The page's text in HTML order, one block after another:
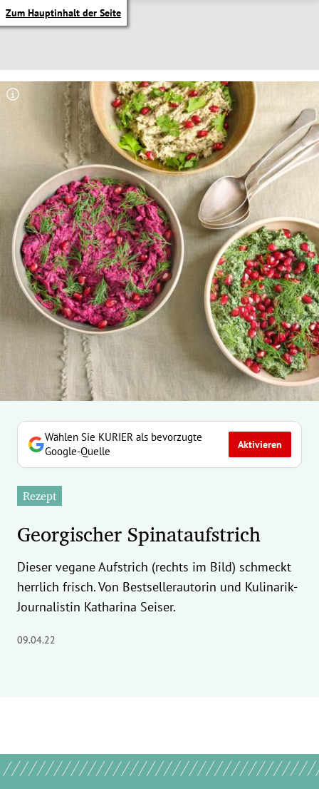
Zum Hauptinhalt der Seite
Untermenü
Untermenü
Untermenü
Untermenü
Untermenü
Untermenü
Untermenü
Untermenü
Untermenü
Untermenü
Wählen Sie KURIER als bevorzugte
Google-Quelle
Aktivieren
Rezept
Georgischer Spinataufstrich
Dieser vegane Aufstrich (rechts im Bild) schmeckt
herrlich frisch. Von Bestsellerautorin und Kulinarik-
Journalistin Katharina Seiser.
09.04.22